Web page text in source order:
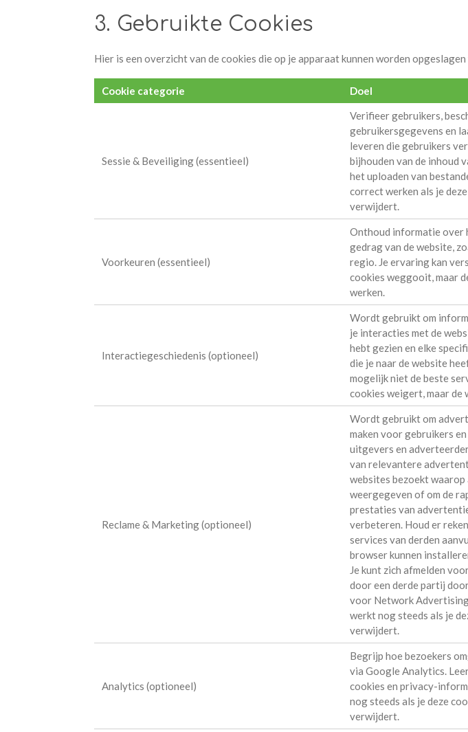
3. Gebruikte Cookies
Hier is een overzicht van de cookies die op je apparaat kunnen worden
Cookie categorie Doel
Sessie & Beveiliging (essentieel)
Verifieer gebruikers,
gebruikersgegevens en
leveren die gebruikers
bijhouden van de inhoud
het uploaden van
correct werken als je
verwijdert.
Voorkeuren (essentieel)
Onthoud informatie over
gedrag van de website,
regio. Je ervaring kan
cookies weggooit, maar
werken.
Interactiegeschiedenis (optioneel)
Wordt gebruikt om
je interacties met de
hebt gezien en elke
die je naar de website
mogelijk niet de beste
cookies weigert, maar de
Reclame & Marketing (optioneel)
Wordt gebruikt om
maken voor gebruikers
uitgevers en
van relevantere
websites bezoekt
weergegeven of om de
prestaties van
verbeteren. Houd er
services van derden
browser kunnen
Je kunt zich afmelden
door een derde partij
voor Network
werkt nog steeds als je
verwijdert.
Analytics (optioneel)
Begrijp hoe bezoekers
via Google Analytics.
cookies en privacy-
nog steeds als je deze
verwijdert.